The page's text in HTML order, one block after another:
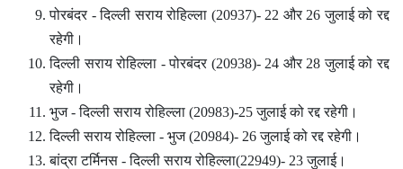
पोरबंदर - दिल्ली सराय रोहिल्ला (20937)- 22 और 26 जुलाई को रद्द
रहेगी।
दिल्ली सराय रोहिल्ला - पोरबंदर (20938)- 24 और 28 जुलाई को रद्द
रहेगी।
भुज - दिल्ली सराय रोहिल्ला (20983)-25 जुलाई को रद्द रहेगी।
दिल्ली सराय रोहिल्ला - भुज (20984)- 26 जुलाई को रद्द रहेगी।
बांद्रा टर्मिनस - दिल्ली सराय रोहिल्ला(22949)- 23 जुलाई।